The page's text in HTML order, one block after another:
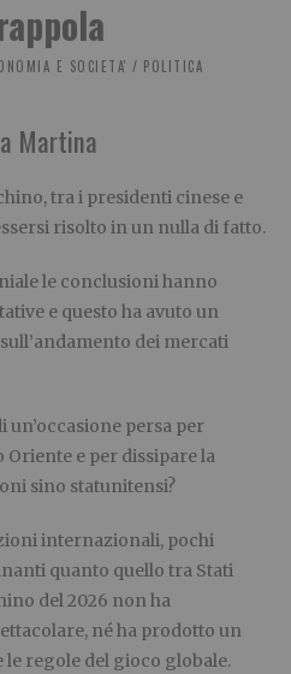
E SOCIETA' / POLITICA
Martina
tra i presidenti cinese e
risolto in un nulla di fatto.
le conclusioni hanno
e questo ha avuto un
dei mercati
persa per
e per dissipare la
sino statunitensi?
internazionali, pochi
quanto quello tra Stati
del 2026 non ha
né ha prodotto un
regole del gioco globale.